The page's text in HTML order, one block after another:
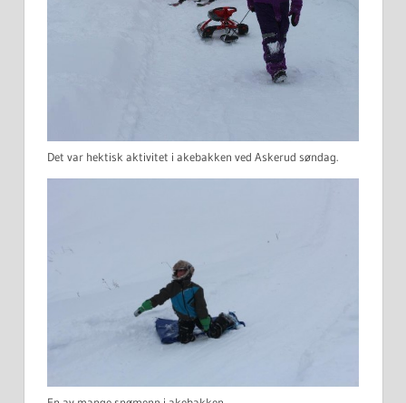
Det var hektisk aktivitet i akebakken ved Askerud søndag.